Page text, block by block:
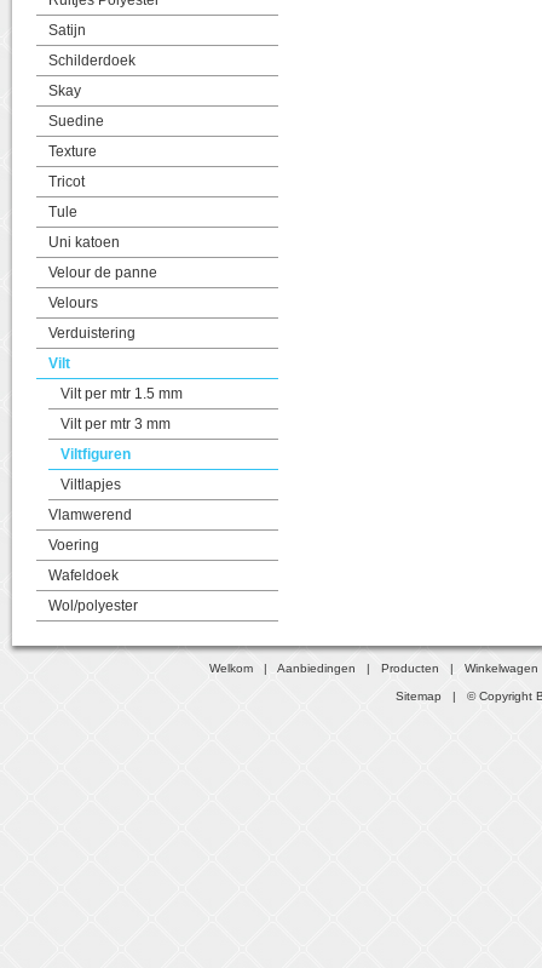
Satijn
Schilderdoek
Skay
Suedine
Texture
Tricot
Tule
Uni katoen
Velour de panne
Velours
Verduistering
Vilt
Vilt per mtr 1.5 mm
Vilt per mtr 3 mm
Viltfiguren
Viltlapjes
Vlamwerend
Voering
Wafeldoek
Wol/polyester
Welkom |Aanbiedingen |Producten |Winkelwagen
Sitemap | © Copyright